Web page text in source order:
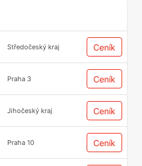
Středočeský kraj Ceník
Praha 3 Ceník
Jihočeský kraj Ceník
Praha 10 Ceník